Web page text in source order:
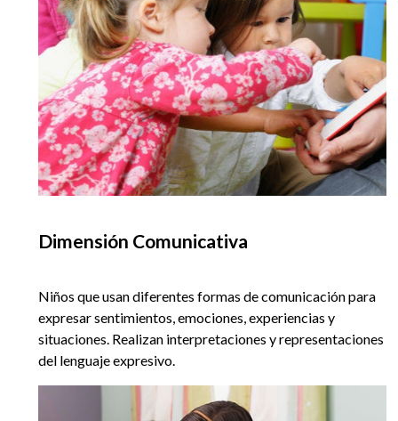
Dimensión Comunicativa
Niños que usan diferentes formas de comunicación para
expresar sentimientos, emociones, experiencias y
situaciones. Realizan interpretaciones y representaciones
del lenguaje expresivo.